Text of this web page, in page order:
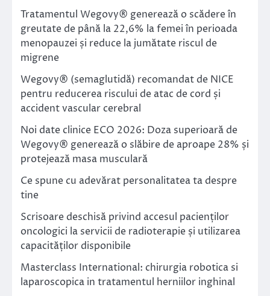
Tratamentul Wegovy® generează o scădere în
greutate de până la 22,6% la femei în perioada
menopauzei și reduce la jumătate riscul de
migrene
Wegovy® (semaglutidă) recomandat de NICE
pentru reducerea riscului de atac de cord și
accident vascular cerebral
Noi date clinice ECO 2026: Doza superioară de
Wegovy® generează o slăbire de aproape 28% și
protejează masa musculară
Ce spune cu adevărat personalitatea ta despre
tine
Scrisoare deschisă privind accesul pacienților
oncologici la servicii de radioterapie și utilizarea
capacităților disponibile
Masterclass International: chirurgia robotica si
laparoscopica in tratamentul herniilor inghinal